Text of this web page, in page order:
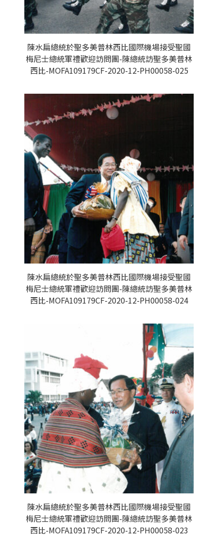
陳水扁總統於聖多美普林西比國際機場接受聖國
梅尼士總統軍禮歡迎訪問團-陳總統訪聖多美普林
西比-MOFA109179CF-2020-12-PH00058-025
陳水扁總統於聖多美普林西比國際機場接受聖國
梅尼士總統軍禮歡迎訪問團-陳總統訪聖多美普林
西比-MOFA109179CF-2020-12-PH00058-024
陳水扁總統於聖多美普林西比國際機場接受聖國
梅尼士總統軍禮歡迎訪問團-陳總統訪聖多美普林
西比-MOFA109179CF-2020-12-PH00058-023